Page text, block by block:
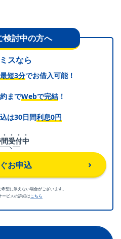
検討中の方へ
スなら
最短3分でお借入可能！
までWebで完結 ！
は30日間利息0円
間受付中
お申込
望に添えない場合がございます。
ービスの詳細は こちら